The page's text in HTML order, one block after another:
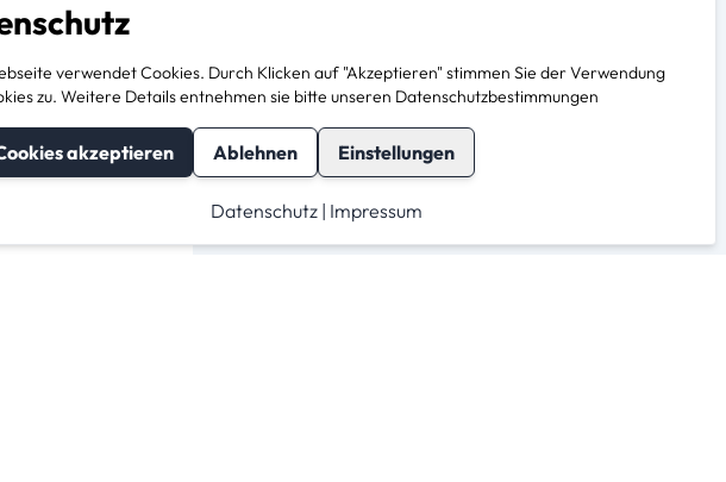
verwendet Cookies. Durch Klicken auf "Akzeptieren" stimmen Sie der Verwendung
zu. Weitere Details entnehmen sie bitte unseren Datenschutzbestimmungen
akzeptieren Ablehnen Einstellungen
Datenschutz | Impressum